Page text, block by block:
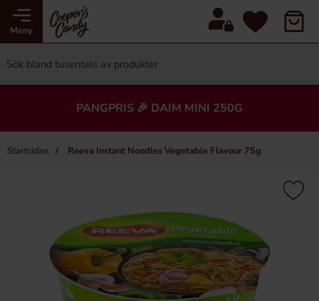
Meny
PANGPRIS 🎉 DAIM MINI 250G
Startsidan Reeva Instant Noodles Vegetable Flavour 75g